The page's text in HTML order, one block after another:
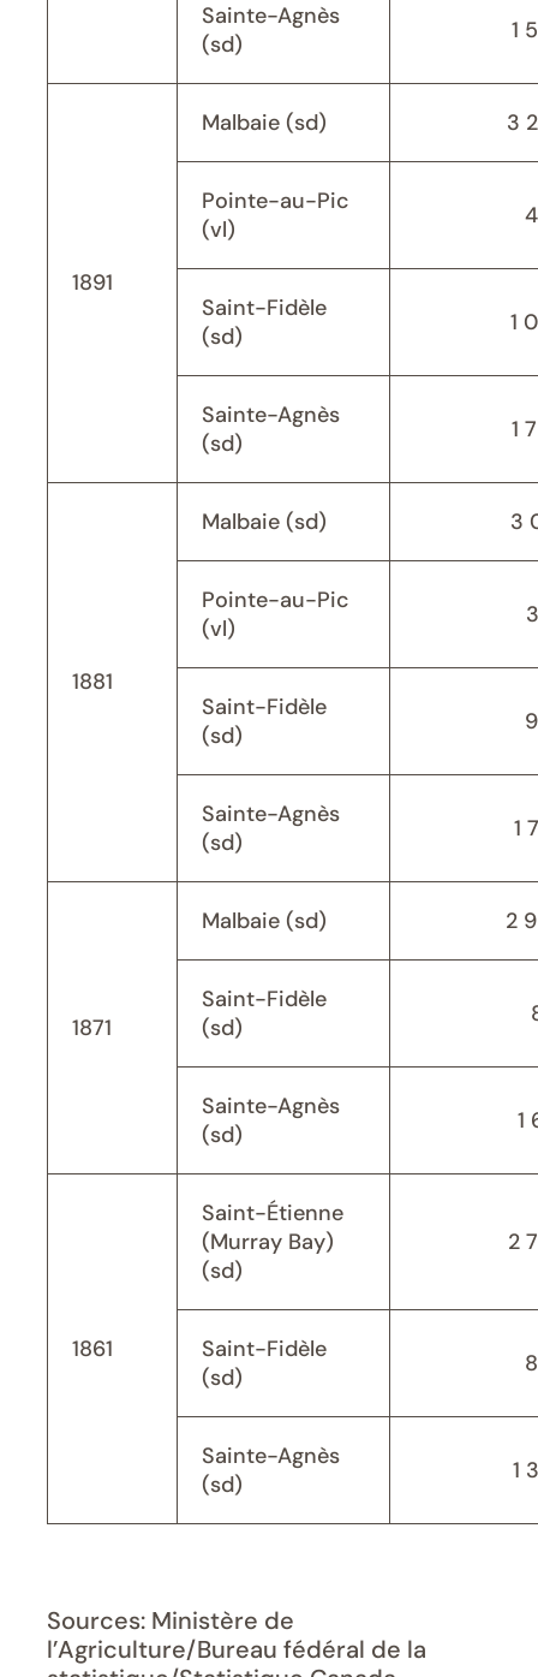
Sainte-Agnès
(sd)
1
1891
Malbaie (sd) 3
Pointe-au-Pic
(vl)
Saint-Fidèle
(sd)
1
Sainte-Agnès
(sd)
1
1881
Malbaie (sd) 3
Pointe-au-Pic
(vl)
Saint-Fidèle
(sd)
Sainte-Agnès
(sd)
1
1871
Malbaie (sd) 2
Saint-Fidèle
(sd)
Sainte-Agnès
(sd)
1
1861
Saint-Étienne
(Murray Bay)
(sd)
2
Saint-Fidèle
(sd)
Sainte-Agnès
(sd)
1
Sources: Ministère de
l’Agriculture/Bureau fédéral de la